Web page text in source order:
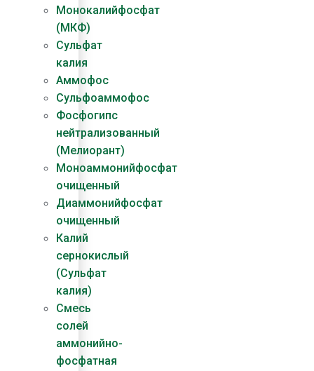
Монокалийфосфат
(МКФ)
Сульфат
калия
Аммофос
Сульфоаммофос
Фосфогипс
нейтрализованный
(Мелиорант)
Моноаммонийфосфат
очищенный
Диаммонийфосфат​
очищенный
Калий
сернокислый
(Сульфат
калия)
Смесь
солей
аммонийно-
фосфатная